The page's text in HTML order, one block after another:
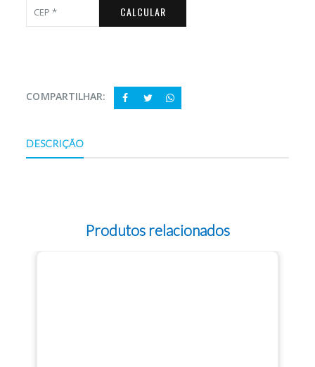
CALCULAR
COMPARTILHAR:
DESCRIÇÃO
Produtos relacionados